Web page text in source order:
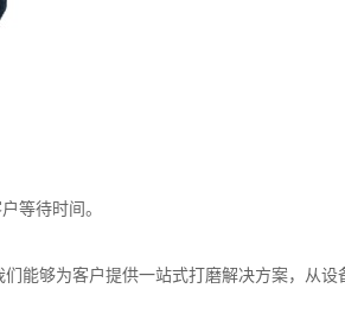
等待时间。
能够为客户提供一站式打磨解决方案，从